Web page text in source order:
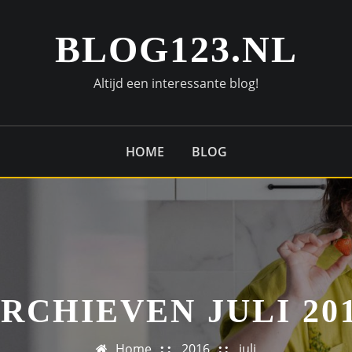
BLOG123.NL
Altijd een interessante blog!
HOME BLOG
JULI